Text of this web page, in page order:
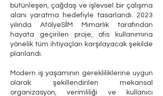
bütünleşen, çağdaş ve işlevsel bir çalışma
alanı yaratma hedefiyle tasarlandı. 2023
yılında AtölyeSİM Mimarlık tarafından
hayata geçirilen proje, ofis kullanımına
yönelik tüm ihtiyaçları karşılayacak şekilde
planlandı.
Modern iş yaşamının gerekliliklerine uygun
olarak şekillendirilen mekansal
organizasyon, verimliliği ve kullanıcı